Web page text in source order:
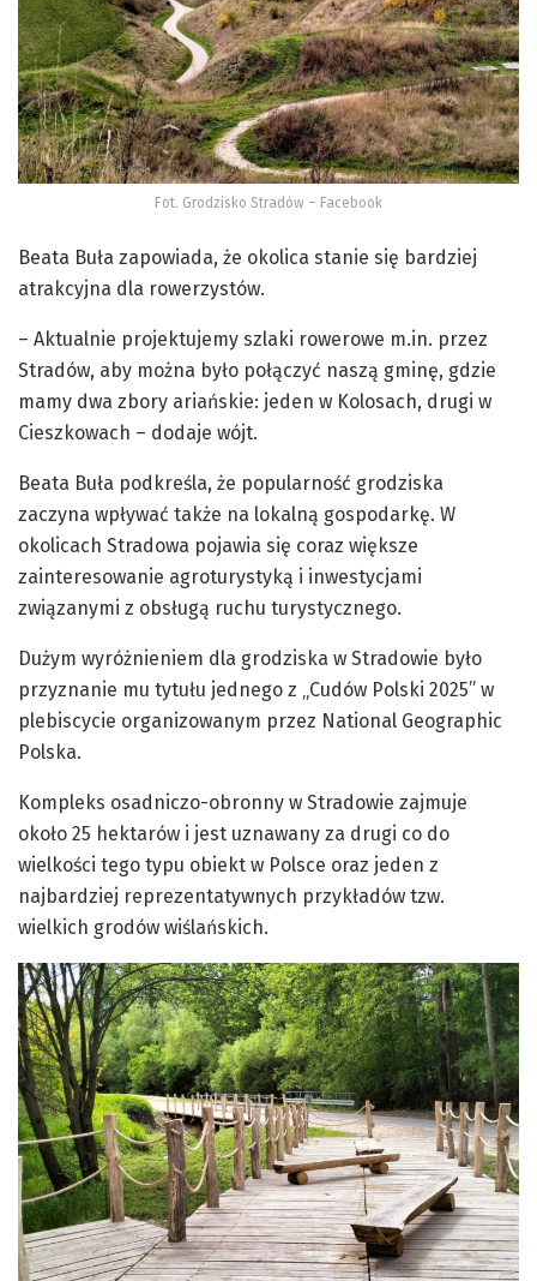
Fot. Grodzisko Stradów – Facebook
Beata Buła zapowiada, że okolica stanie się bardziej
atrakcyjna dla rowerzystów.
– Aktualnie projektujemy szlaki rowerowe m.in. przez
Stradów, aby można było połączyć naszą gminę, gdzie
mamy dwa zbory ariańskie: jeden w Kolosach, drugi w
Cieszkowach – dodaje wójt.
Beata Buła podkreśla, że popularność grodziska
zaczyna wpływać także na lokalną gospodarkę. W
okolicach Stradowa pojawia się coraz większe
zainteresowanie agroturystyką i inwestycjami
związanymi z obsługą ruchu turystycznego.
Dużym wyróżnieniem dla grodziska w Stradowie było
przyznanie mu tytułu jednego z „Cudów Polski 2025” w
plebiscycie organizowanym przez National Geographic
Polska.
Kompleks osadniczo-obronny w Stradowie zajmuje
około 25 hektarów i jest uznawany za drugi co do
wielkości tego typu obiekt w Polsce oraz jeden z
najbardziej reprezentatywnych przykładów tzw.
wielkich grodów wiślańskich.